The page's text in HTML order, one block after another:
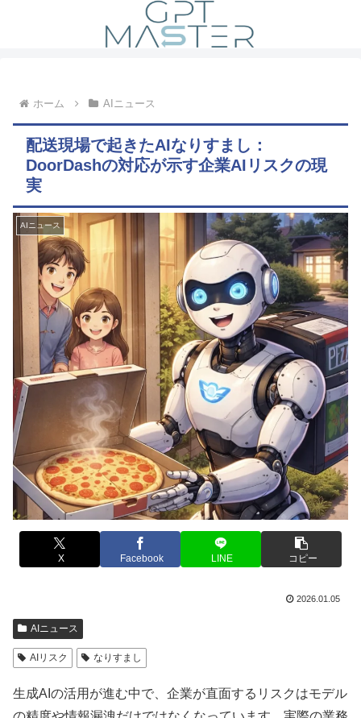
ホーム AIニュース
配送現場で起きたAIなりすまし：
DoorDashの対応が示す企業AIリスクの現
実
AIニュース
X Facebook LINE コピー
2026.01.05
AIニュース
AIリスク なりすまし
生成AIの活用が進む中で、企業が直面するリスクはモデル